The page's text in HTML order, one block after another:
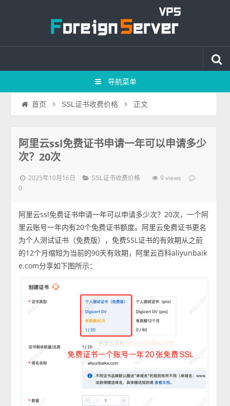
导航菜单
首页 SSL证书收费价格 正文
阿里云ssl免费证书申请一年可以申请多少
次？20次
2025年10月16日 SSL证书收费价格 9 views
0
阿里云ssl免费证书申请一年可以申请多少次？20次，一个阿
里云账号一年内有20个免费证书额度。阿里云免费证书更名
为个人测试证书（免费版），免费SSL证书的有效期从之前
的12个月缩短为当前的90天有效期，阿里云百科aliyunbaik
e.com分享如下图所示：